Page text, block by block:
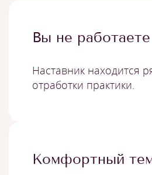
Вы не
Наставник находится
отработки практики.
Комфортный